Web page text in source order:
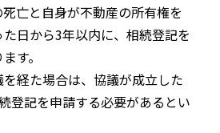
亡と自身が不動産の所有権を
日から3年以内に、相続登記を
す。
経た場合は、協議が成立した
登記を申請する必要があるとい